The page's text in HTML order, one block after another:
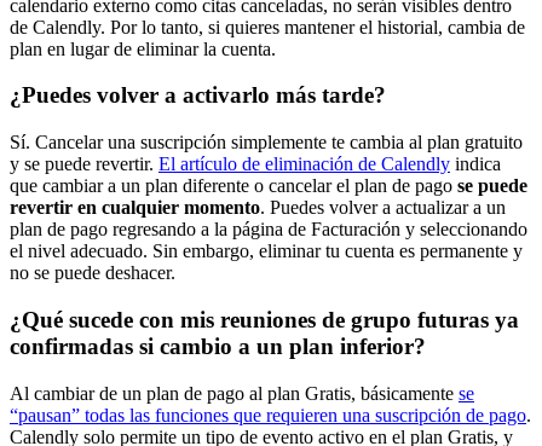
calendario externo como citas canceladas, no serán visibles dentro
de Calendly. Por lo tanto, si quieres mantener el historial, cambia de
plan en lugar de eliminar la cuenta.
¿Puedes volver a activarlo más tarde?
Sí. Cancelar una suscripción simplemente te cambia al plan gratuito
y se puede revertir. El artículo de eliminación de Calendly indica
que cambiar a un plan diferente o cancelar el plan de pago se puede
revertir en cualquier momento. Puedes volver a actualizar a un
plan de pago regresando a la página de Facturación y seleccionando
el nivel adecuado. Sin embargo, eliminar tu cuenta es permanente y
no se puede deshacer.
¿Qué sucede con mis reuniones de grupo futuras ya
confirmadas si cambio a un plan inferior?
Al cambiar de un plan de pago al plan Gratis, básicamente se
“pausan” todas las funciones que requieren una suscripción de pago.
Calendly solo permite un tipo de evento activo en el plan Gratis, y